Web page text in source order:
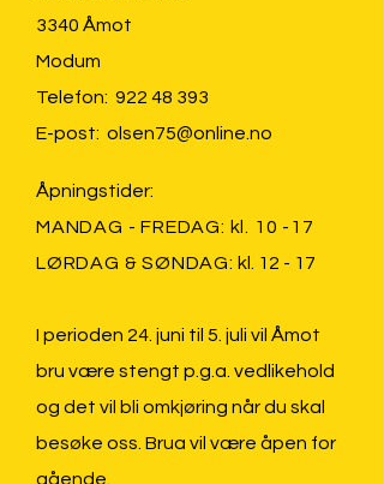
3340 Åmot
Modum
Telefon: 922 48 393
E-post: olsen75@online.no
Åpningstider:
MANDAG - FREDAG: kl. 10 -17
LØRDAG & SØNDAG: kl. 12 - 17
I perioden 24. juni til 5. juli vil Åmot
bru være stengt p.g.a. vedlikehold
og det vil bli omkjøring når du skal
besøke oss. Brua vil være åpen for
gående.